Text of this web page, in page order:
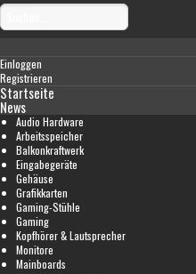
Einloggen
Registrieren
Startseite
News
Audio Hardware
Arbeitsspeicher
Balkonkraftwerk
Eingabegeräte
Gehäuse
Grafikkarten
Gaming-Stühle
Gaming
Kopfhörer & Lautsprecher
Monitore
Mainboards